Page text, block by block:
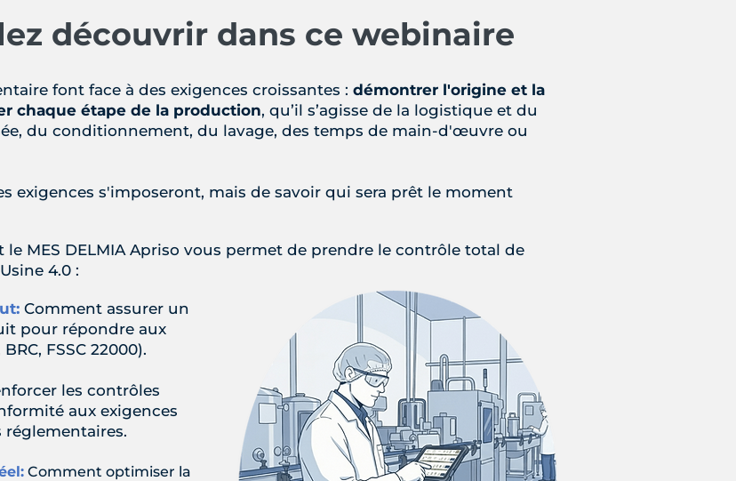
découvrir dans ce webinaire
font face à des exigences croissantes : démontrer l'origine et la
chaque étape de la production, qu’il s’agisse de la logistique et du
du conditionnement, du lavage, des temps de main-d'œuvre ou
exigences s'imposeront, mais de savoir qui sera prêt le moment
MES DELMIA Apriso vous permet de prendre le contrôle total de
4.0 :
Comment assurer un
pour répondre aux
FSSC 22000).
les contrôles
aux exigences
Comment optimiser la